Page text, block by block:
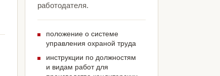
работодателя.
положение о системе
управления охраной труда
инструкции по должностям
и видам работ для